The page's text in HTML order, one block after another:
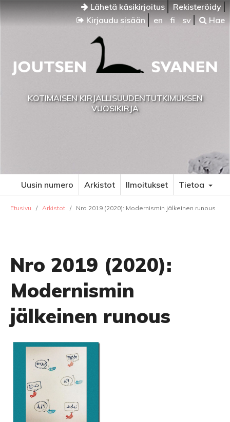
Lähetä käsikirjoitus
Rekisteröidy
Kirjaudu sisään
en fi sv Hae
KOTIMAISEN KIRJALLISUUDENTUTKIMUKSEN
VUOSIKIRJA
Uusin numero Arkistot Ilmoitukset Tietoa
Etusivu / Arkistot / Nro 2019 (2020): Modernismin jälkeinen runous
Nro 2019 (2020):
Modernismin
jälkeinen runous